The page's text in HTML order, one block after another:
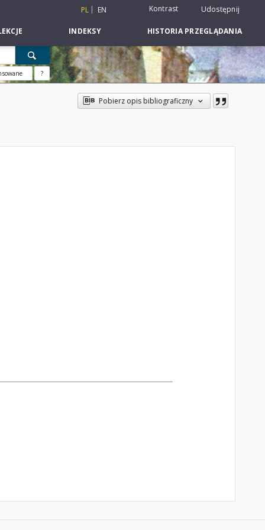
PL EN Kontrast Udostępnij
INDEKSY HISTORIA PRZEGLĄDANIA
?
Pobierz opis bibliograficzny